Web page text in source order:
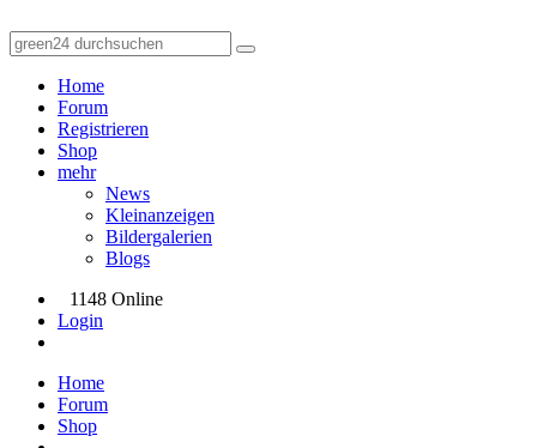
Home
Forum
Registrieren
Shop
mehr
News
Kleinanzeigen
Bildergalerien
Blogs
1148 Online
Login
Home
Forum
Shop